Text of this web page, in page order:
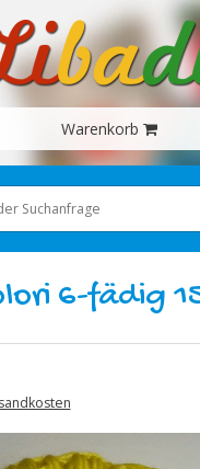
Warenkorb
6-fädig